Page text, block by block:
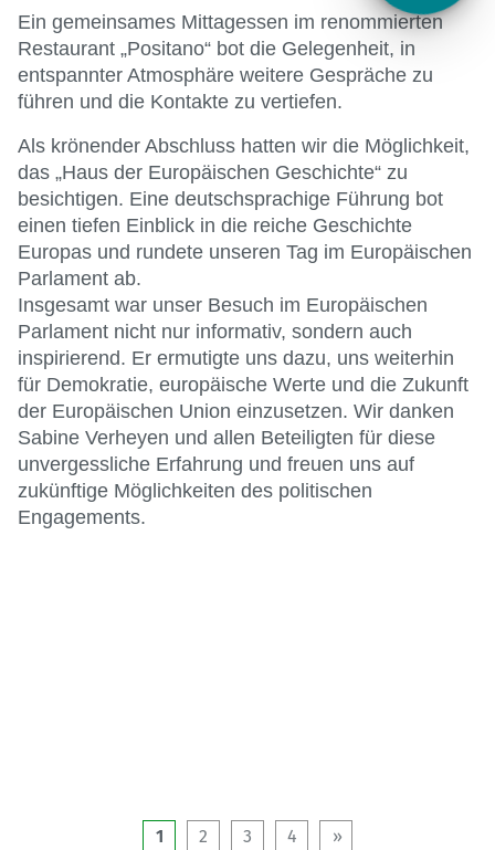
Ein gemeinsames Mittagessen im renommierten
Restaurant „Positano“ bot die Gelegenheit, in
entspannter Atmosphäre weitere Gespräche zu
führen und die Kontakte zu vertiefen.
Als krönender Abschluss hatten wir die Möglichkeit,
das „Haus der Europäischen Geschichte“ zu
besichtigen. Eine deutschsprachige Führung bot
einen tiefen Einblick in die reiche Geschichte
Europas und rundete unseren Tag im Europäischen
Parlament ab.
Insgesamt war unser Besuch im Europäischen
Parlament nicht nur informativ, sondern auch
inspirierend. Er ermutigte uns dazu, uns weiterhin
für Demokratie, europäische Werte und die Zukunft
der Europäischen Union einzusetzen. Wir danken
Sabine Verheyen und allen Beteiligten für diese
unvergessliche Erfahrung und freuen uns auf
zukünftige Möglichkeiten des politischen
Engagements.
1 2 3 4